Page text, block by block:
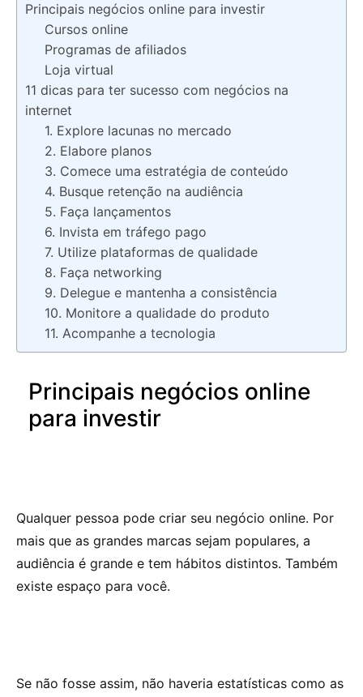
Principais negócios online para investir
Cursos online
Programas de afiliados
Loja virtual
11 dicas para ter sucesso com negócios na
internet
1. Explore lacunas no mercado
2. Elabore planos
3. Comece uma estratégia de conteúdo
4. Busque retenção na audiência
5. Faça lançamentos
6. Invista em tráfego pago
7. Utilize plataformas de qualidade
8. Faça networking
9. Delegue e mantenha a consistência
10. Monitore a qualidade do produto
11. Acompanhe a tecnologia
Principais negócios online
para investir
Qualquer pessoa pode criar seu negócio online. Por
mais que as grandes marcas sejam populares, a
audiência é grande e tem hábitos distintos. Também
existe espaço para você.
Se não fosse assim, não haveria estatísticas como as